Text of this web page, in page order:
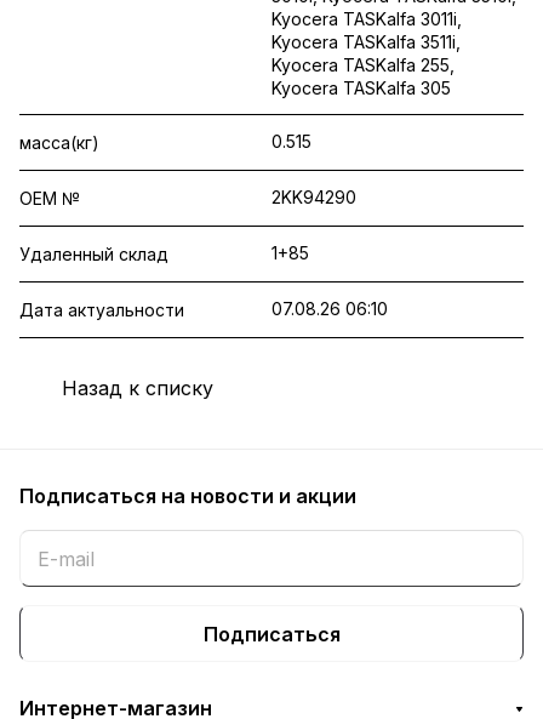
Kyocera TASKalfa 3011i,
Kyocera TASKalfa 3511i,
Kyocera TASKalfa 255,
Kyocera TASKalfa 305
масса(кг) 0.515
OEM № 2KK94290
Удаленный склад 1+85
Дата актуальности 07.08.26 06:10
Назад к списку
Подписаться на новости и акции
Подписаться
Интернет-магазин